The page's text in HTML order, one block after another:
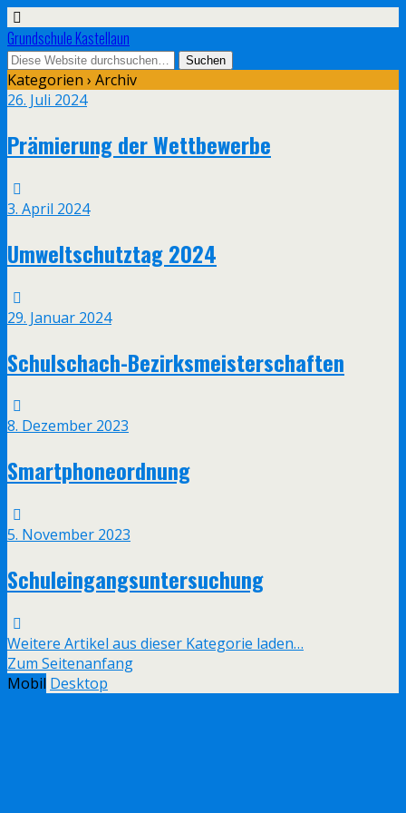
Grundschule Kastellaun
Kategorien › Archiv
26. Juli 2024
Prämierung der Wettbewerbe
3. April 2024
Umweltschutztag 2024
29. Januar 2024
Schulschach-Bezirksmeisterschaften
8. Dezember 2023
Smartphoneordnung
5. November 2023
Schuleingangsuntersuchung
Weitere Artikel aus dieser Kategorie laden…
Zum Seitenanfang
Mobil Desktop